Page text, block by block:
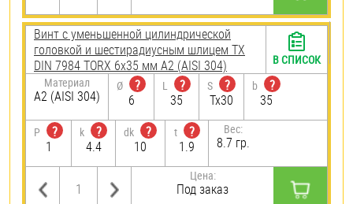
Винт с уменьшенной цилиндрической
головкой и шестирадиусным шлицем TX
DIN 7984 TORX 6х35 мм А2 (AISI 304)
Материал
А2 (AISI 304)
Ø
?
6
L
?
35
S
?
Tx30
b
?
35
P
?
1
k
?
4.4
dk
?
10
t
?
1.9
Вес:
8.7 гр.
Цена:
Под заказ
В СПИСОК